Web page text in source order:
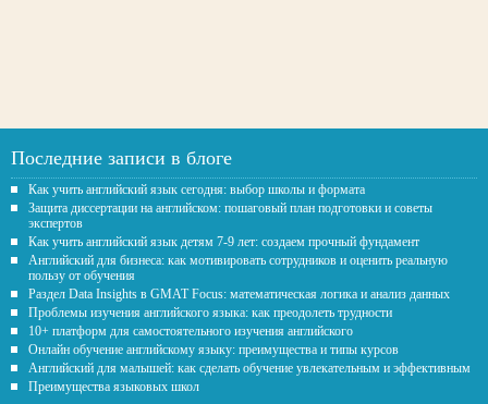
Последние записи в блоге
Как учить английский язык сегодня: выбор школы и формата
Защита диссертации на английском: пошаговый план подготовки и советы
экспертов
Как учить английский язык детям 7-9 лет: создаем прочный фундамент
Английский для бизнеса: как мотивировать сотрудников и оценить реальную
пользу от обучения
Раздел Data Insights в GMAT Focus: математическая логика и анализ данных
Проблемы изучения английского языка: как преодолеть трудности
10+ платформ для самостоятельного изучения английского
Онлайн обучение английскому языку: преимущества и типы курсов
Английский для малышей: как сделать обучение увлекательным и эффективным
Преимущества языковых школ